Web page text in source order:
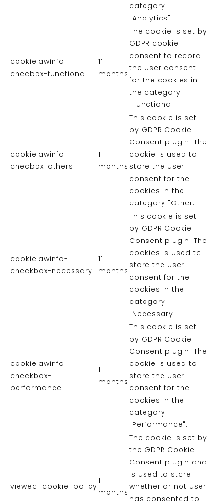
category
"Analytics".
cookielawinfo-
checbox-functional
11
months
The cookie is set by
GDPR cookie
consent to record
the user consent
for the cookies in
the category
"Functional".
cookielawinfo-
checbox-others
11
months
This cookie is set
by GDPR Cookie
Consent plugin. The
cookie is used to
store the user
consent for the
cookies in the
category "Other.
cookielawinfo-
checkbox-necessary
11
months
This cookie is set
by GDPR Cookie
Consent plugin. The
cookies is used to
store the user
consent for the
cookies in the
category
"Necessary".
cookielawinfo-
checkbox-
performance
11
months
This cookie is set
by GDPR Cookie
Consent plugin. The
cookie is used to
store the user
consent for the
cookies in the
category
"Performance".
viewed_cookie_policy
11
months
The cookie is set by
the GDPR Cookie
Consent plugin and
is used to store
whether or not user
has consented to